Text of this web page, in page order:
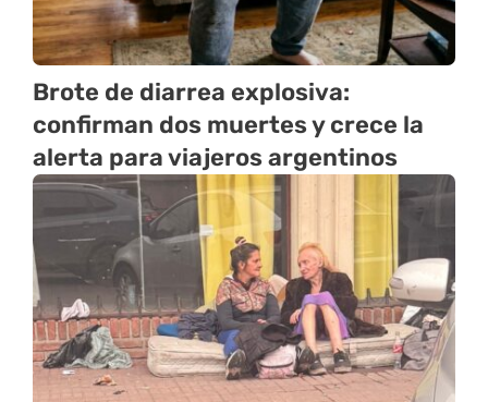
Brote de diarrea explosiva:
confirman dos muertes y crece la
alerta para viajeros argentinos